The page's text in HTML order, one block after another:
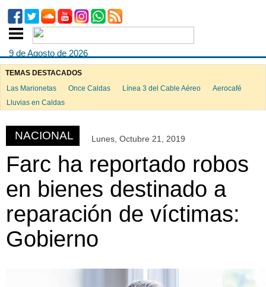
9 de Agosto de 2026
TEMAS DESTACADOS
Las Marionetas
Once Caldas Línea 3 del Cable Aéreo
Aerocafé
Lluvias en Caldas
NACIONAL Lunes, Octubre 21, 2019
Farc ha reportado robos
en bienes destinado a
reparación de víctimas:
Gobierno